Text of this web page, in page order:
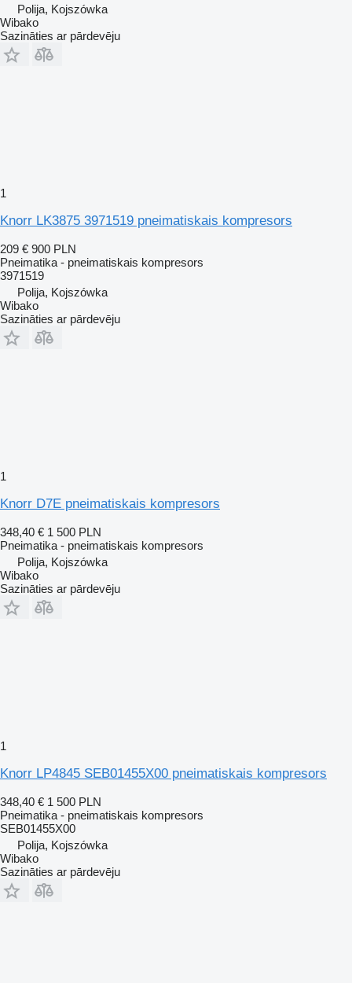
Polija, Kojszówka
Wibako
Sazināties ar pārdevēju
1
Knorr LK3875 3971519 pneimatiskais kompresors
209 € 900 PLN
Pneimatika - pneimatiskais kompresors
3971519
Polija, Kojszówka
Wibako
Sazināties ar pārdevēju
1
Knorr D7E pneimatiskais kompresors
348,40 € 1 500 PLN
Pneimatika - pneimatiskais kompresors
Polija, Kojszówka
Wibako
Sazināties ar pārdevēju
1
Knorr LP4845 SEB01455X00 pneimatiskais kompresors
348,40 € 1 500 PLN
Pneimatika - pneimatiskais kompresors
SEB01455X00
Polija, Kojszówka
Wibako
Sazināties ar pārdevēju